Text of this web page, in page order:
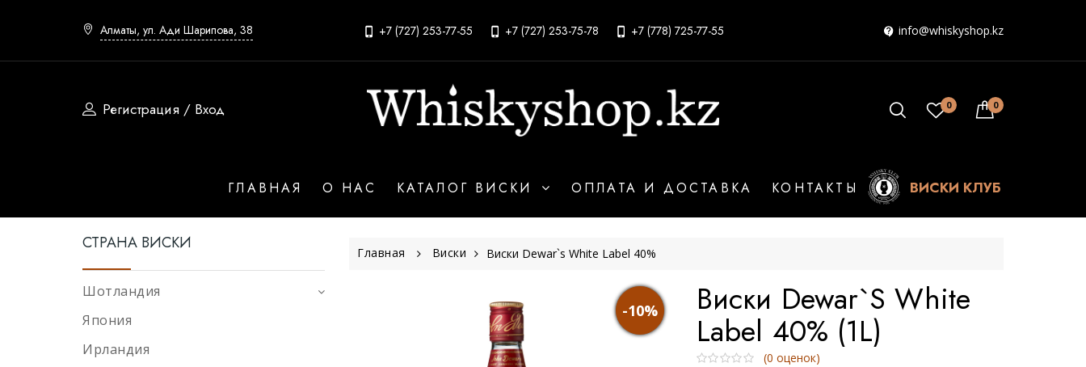
Алматы, ул. Ади Шарипова, 38 +7 (727) 253-77-55 +7 (727) 253-75-78 +7 (778) 725-77-55 info@whiskyshop.kz
Регистрация / Вход 0 0
ГЛАВНАЯ О НАС КАТАЛОГ ВИСКИ ОПЛАТА И ДОСТАВКА КОНТАКТЫ ВИСКИ КЛУБ
Главная Виски Виски Dewar`s White Label 40%
-10% Виски Dewar`s White
Label 40% (1L)
(0 оценок)
СТРАНА ВИСКИ
Шотландия
Япония
Ирландия